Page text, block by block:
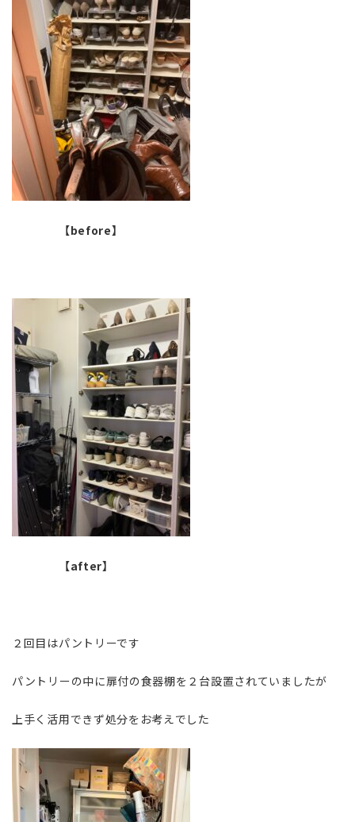
【before】
【after】
２回目はパントリーです
パントリーの中に扉付の食器棚を２台設置されていましたが
上手く活用できず処分をお考えでした